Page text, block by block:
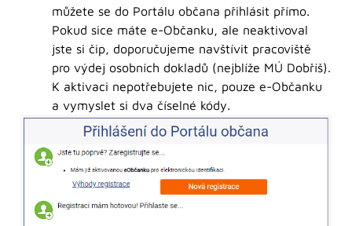
můžete se do Portálu občana přihlásit přímo.
Pokud sice máte e-Občanku, ale neaktivoval
jste si čip, doporučujeme navštívit pracoviště
pro výdej osobních dokladů (nejblíže MÚ Dobříš).
K aktivaci nepotřebujete nic, pouze e-Občanku
a vymyslet si dva číselné kódy.